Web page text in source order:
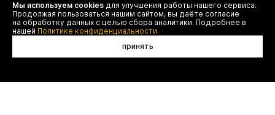
Я даю согласие на сбор, обработку и хранение моих
персональных данных (имя, email, телефон) для получения
рекламных и информационных рассылок от ООО 'БТ
Юнайтед', а также ознакомлен(а) с
Политикой конфиденциальности
Мы используем cookies для улучшения работы нашего сервиса.
Продолжая пользоваться нашим сайтом, вы даёте согласие
на обработку данных с целью сбора аналитики. Подробнее в
нашей Политике конфиденциальности.
принять